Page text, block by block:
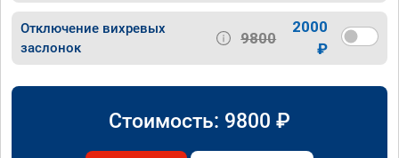
Отключение вихревых
заслонок
9800
2000
₽
Стоимость: 9800 ₽